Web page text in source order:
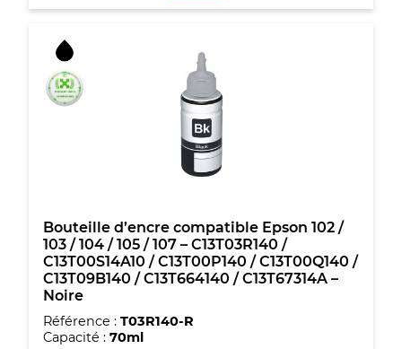
Epson
/
103
/
104
/
C13T00S24A10
/
C13T00P240
/
C13T00R240
/
C13T09B240
Bouteille d’encre compatible Epson 102 /
103 / 104 / 105 / 107 – C13T03R140 /
C13T00S14A10 / C13T00P140 / C13T00Q140 /
C13T09B140 / C13T664140 / C13T67314A –
Noire
Référence : T03R140-R
Capacité : 70ml